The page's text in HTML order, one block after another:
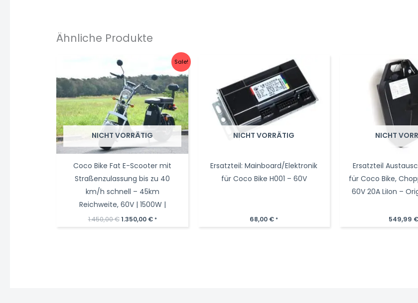
Ähnliche Produkte
Sale!
NICHT VORRÄTIG
Coco Bike Fat E-Scooter mit
Straßenzulassung bis zu 40
km/h schnell – 45km
Reichweite, 60V | 1500W |
1.450,00€ Ursprünglicher
1.350,00 €Aktueller
*
NICHT VORRÄTIG
Ersatzteil: Mainboard/Elektronik
für Coco Bike H001 – 60V
68,00 € *
NICHT
Ersatzteil
für Coco Bike,
60V 20A LiIon –
549,99 €